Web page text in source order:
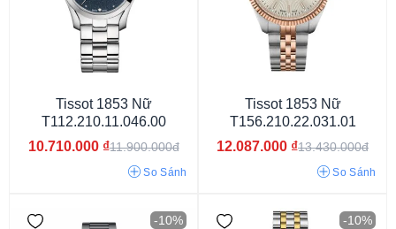
Tissot 1853 Nữ
T112.210.11.046.00
10.710.000 ₫11.900.000đ
So Sánh
Tissot 1853 Nữ
T156.210.22.031.01
12.087.000 ₫13.430.000đ
So Sánh
-10% -10%